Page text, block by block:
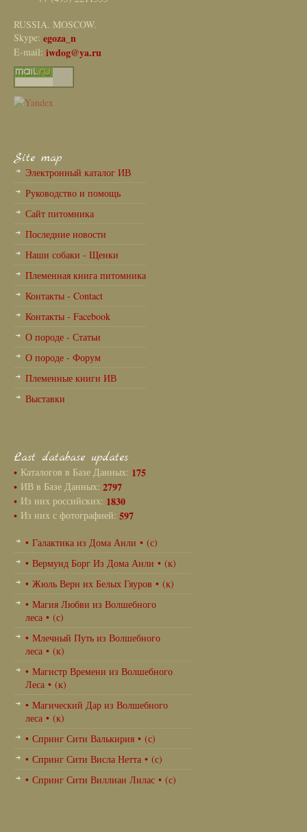
RUSSIA. MOSCOW.
Skype: egoza_n
E-mail: iwdog@ya.ru
Site map
Электронный каталог ИВ
Руководство и помощь
Сайт питомника
Последние новости
Наши собаки - Щенки
Племенная книга питомника
Контакты - Contact
Контакты - Facebook
О породе - Статьи
О породе - Форум
Племенные книги ИВ
Выставки
Last database updates
• Каталогов в Базе Данных: 175
• ИВ в Базе Данных: 2797
• Из них российских: 1830
• Из них с фотографией: 597
• Галактика из Дома Анли • (с)
• Вермунд Борг Из Дома Анли • (к)
• Жюль Верн их Белых Гяуров • (к)
• Магия Любви из Волшебного
леса • (с)
• Млечный Путь из Волшебного
леса • (к)
• Магистр Времени из Волшебного
Леса • (к)
• Магический Дар из Волшебного
леса • (к)
• Спринг Сити Валькирия • (с)
• Спринг Сити Висла Нетта • (с)
• Спринг Сити Виллиан Лилас • (с)